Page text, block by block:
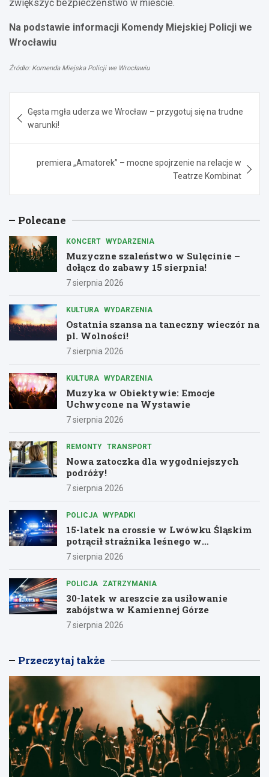
zwiększyć bezpieczeństwo w mieście.
Na podstawie informacji Komendy Miejskiej Policji we
Wrocławiu
Źródło: Komenda Miejska Policji we Wrocławiu
wpisu
Gęsta mgła uderza we Wrocław – przygotuj się na trudne
warunki!
premiera „Amatorek” – mocne spojrzenie na relacje w
Teatrze Kombinat
Polecane
KONCERT WYDARZENIA
Muzyczne szaleństwo w Sulęcinie –
dołącz do zabawy 15 sierpnia!
7 sierpnia 2026
KULTURA WYDARZENIA
Ostatnia szansa na taneczny wieczór na
pl. Wolności!
7 sierpnia 2026
KULTURA WYDARZENIA
Muzyka w Obiektywie: Emocje
Uchwycone na Wystawie
7 sierpnia 2026
REMONTY TRANSPORT
Nowa zatoczka dla wygodniejszych
podróży!
7 sierpnia 2026
POLICJA WYPADKI
15-latek na crossie w Lwówku Śląskim
potrącił strażnika leśnego w
dramatycznej ucieczce przed policją
7 sierpnia 2026
POLICJA ZATRZYMANIA
30-latek w areszcie za usiłowanie
zabójstwa w Kamiennej Górze
7 sierpnia 2026
Przeczytaj także